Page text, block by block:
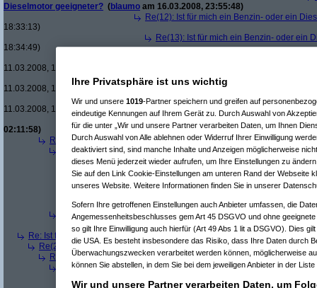
Dieselmotor geeigneter? (blaumo am 16.03.2008, 23:55:48)
Re(12): Ist für mich ein Benzin- oder ein
18:33:13)
Re(13): Ist für mich ein Benzin- oder ein
18:34:49)
11.03.2008, 18:35:20)
Re(15): Ist für mich ein Benzin-
11.03.2008, 18:36:08)
Re(16): Ist für mich ein Benzin-
11.03.2008, 18:37:51)
Re(10): Ist für mich ein Benzin- oder ein
02:11:58)
Re(3): Ist für mich ein Benzin- oder ein Dieselmotor geeigneter? (
Re(4): Ist für mich ein Benzin- oder ein Dieselmotor geeigneter?(
Re(5): Ist für mich ein Benzin- oder ein Dieselmotor geeigneter?
Re(6): Ist für mich ein Benzin- oder ein Dieselmotor
Re(7): Ist für mich ein Benzin- oder ein Dieselmotor
Re(7): Ist für mich ein Benzin- oder ein Dieselmotor
Re(4): Ist für mich ein Benzin- oder ein Dieselmotor geeigneter?(
Re(5): Ist für mich ein Benzin- oder ein Dieselmotor geeigneter?
Re: Ist für mich ein Benzin- oder ein Dieselmotor geeigneter?
(Superfast
Re(2): Ist für mich ein Benzin- oder ein Dieselmotor geeigneter?(dizo
Re(3): Ist für mich ein Benzin- oder ein Dieselmotor geeigneter?(
Re(4): Ist für mich ein Benzin- oder ein Dieselmotor geeigneter?(
Ihre Privatsphäre ist uns wichtig
Wir und unsere 1019-Partner speichern und greifen auf
eindeutige Kennungen auf Ihrem Gerät zu. Durch Auswahl von
für die unter „Wir und unsere Partner verarbeiten Daten, um Ihnen
Durch Auswahl von Alle ablehnen oder Widerruf Ihrer Einwilligung
deaktiviert sind, sind manche Inhalte und Anzeigen möglicherweise
dieses Menü jederzeit wieder aufrufen, um Ihre Einstellungen zu
Sie auf den Link Cookie-Einstellungen am unteren Rand der Webseite
unseres Website. Weitere Informationen finden Sie in unserer
Sofern Ihre getroffenen Einstellungen auch Anbieter umfassen, die
Angemessenheitsbeschlusses gem Art 45 DSGVO und ohne
so gilt Ihre Einwilligung auch hierfür (Art 49 Abs 1 lit a DSGVO). Dies
die USA. Es besteht insbesondere das Risiko, dass Ihre Daten durch
Überwachungszwecken verarbeitet werden können, möglicherweise
können Sie abstellen, in dem Sie bei dem jeweiligen Anbieter in der
Wir und unsere Partner verarbeiten Daten, um